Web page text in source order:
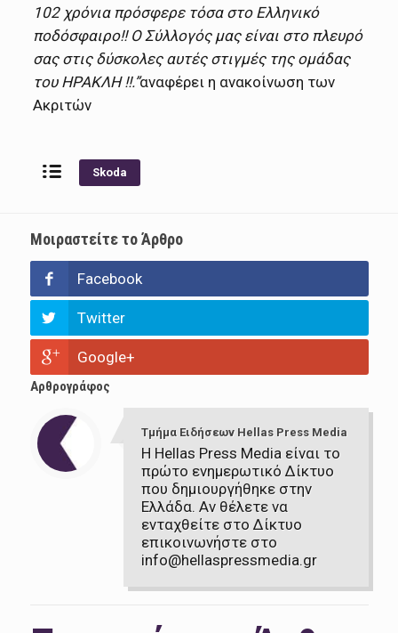
102 χρόνια πρόσφερε τόσα στο Ελληνικό
ποδόσφαιρο!! Ο Σύλλογός μας είναι στο πλευρό
σας στις δύσκολες αυτές στιγμές της ομάδας
του ΗΡΑΚΛΗ !!.”αναφέρει η ανακοίνωση των
Ακριτών
Skoda
Μοιραστείτε το Άρθρο
Facebook
Twitter
Google+
Αρθρογράφος
Τμήμα Ειδήσεων Hellas Press Media
Η Hellas Press Media είναι το
πρώτο ενημερωτικό Δίκτυο
που δημιουργήθηκε στην
Ελλάδα. Αν θέλετε να
ενταχθείτε στο Δίκτυο
επικοινωνήστε στο
info@hellaspressmedia.gr